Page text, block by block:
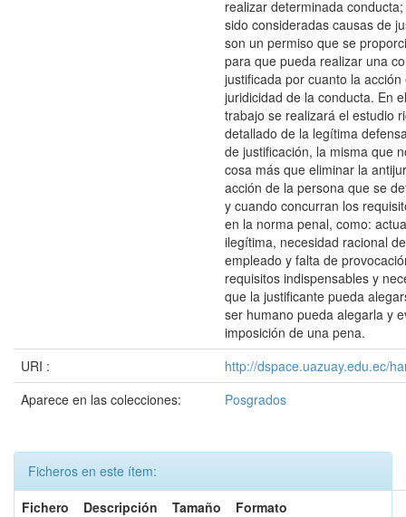
realizar determinada
sido consideradas causas de
son un permiso que se
para que pueda realizar una
justificada por cuanto la
juridicidad de la conducta. En
trabajo se realizará el estudio
detallado de la legítima
de justificación, la misma que
cosa más que eliminar la
acción de la persona que se
y cuando concurran los
en la norma penal, como:
ilegítima, necesidad racional
empleado y falta de
requisitos indispensables y
que la justificante pueda
ser humano pueda alegarla y
imposición de una pena.
URI :
http://dspace.uazuay.edu.ec/
Aparece en las colecciones:
Posgrados
Ficheros en este ítem:
Fichero
Descripción Tamaño
Formato